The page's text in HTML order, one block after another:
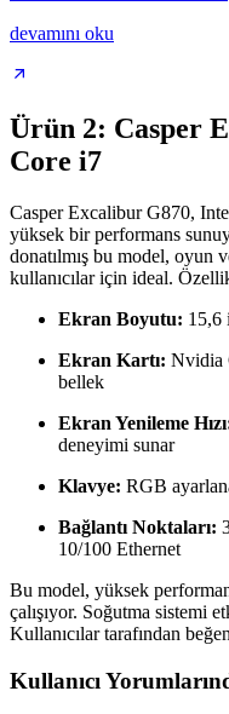
devamını oku
Ürün 2: Casper
Core i7
Casper Excalibur G870,
yüksek bir performans
donatılmış bu model, oyun
kullanıcılar için ideal.
Ekran Boyutu: 15,6
Ekran Kartı: Nvidia
bellek
Ekran Yenileme
deneyimi sunar
Klavye: RGB
Bağlantı Noktaları:
10/100 Ethernet
Bu model, yüksek
çalışıyor. Soğutma sistemi
Kullanıcılar tarafından
Kullanıcı